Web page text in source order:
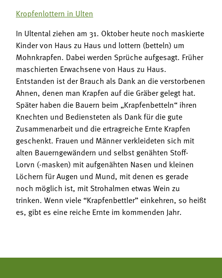
Kropfenlottern in Ulten
In Ultental ziehen am 31. Oktober heute noch maskierte
Kinder von Haus zu Haus und lottern (betteln) um
Mohnkrapfen. Dabei werden Sprüche aufgesagt. Früher
maschierten Erwachsene von Haus zu Haus.
Entstanden ist der Brauch als Dank an die verstorbenen
Ahnen, denen man Krapfen auf die Gräber gelegt hat.
Später haben die Bauern beim „Krapfenbetteln“ ihren
Knechten und Bediensteten als Dank für die gute
Zusammenarbeit und die ertragreiche Ernte Krapfen
geschenkt. Frauen und Männer verkleideten sich mit
alten Bauerngewändern und selbst genähten Stoff-
Lorvn (-masken) mit aufgenähten Nasen und kleinen
Löchern für Augen und Mund, mit denen es gerade
noch möglich ist, mit Strohalmen etwas Wein zu
trinken. Wenn viele “Krapfenbettler” einkehren, so heißt
es, gibt es eine reiche Ernte im kommenden Jahr.